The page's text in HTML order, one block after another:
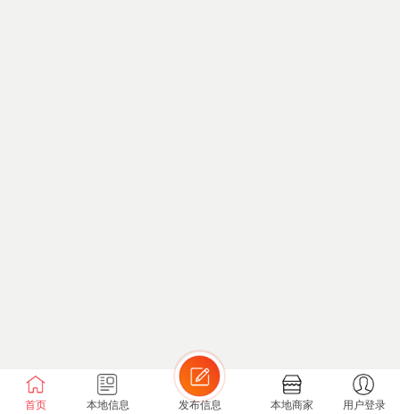
首页 本地信息 发布信息 本地商家 用户登录